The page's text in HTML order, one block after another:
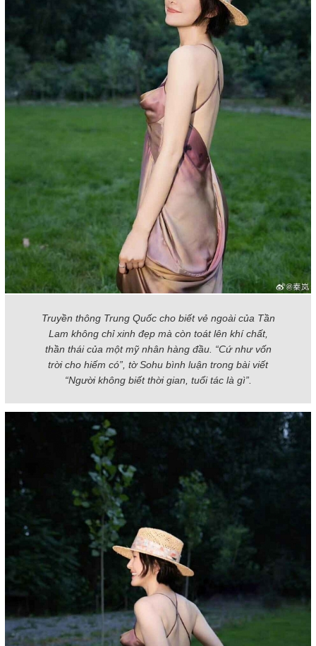
Truyền thông Trung Quốc cho biết vẻ ngoài của Tần
Lam không chỉ xinh đẹp mà còn toát lên khí chất,
thần thái của một mỹ nhân hàng đầu. “Cứ như vốn
trời cho hiếm có”, tờ Sohu bình luận trong bài viết
“Người không biết thời gian, tuổi tác là gì”.